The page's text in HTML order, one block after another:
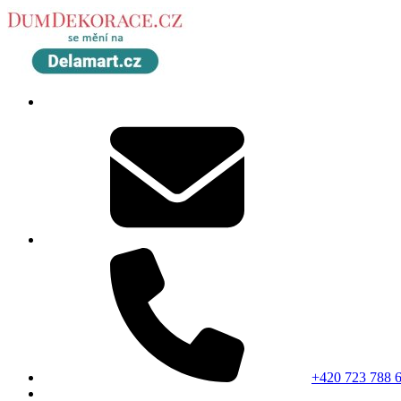
+420 723 788